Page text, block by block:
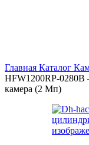
Главная Каталог
HFW1200RP-
камера (2 Мп)